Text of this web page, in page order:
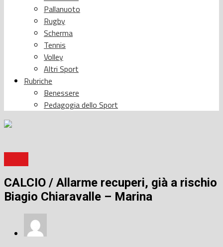
Pallanuoto
Rugby
Scherma
Tennis
Volley
Altri Sport
Rubriche
Benessere
Pedagogia dello Sport
CALCIO / Allarme recuperi, già a rischio
Biagio Chiaravalle – Marina